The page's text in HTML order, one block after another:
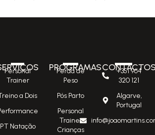
Personal
Trainer
a Dois
PT Natação
PROGRAMAS
Perda de
Peso
Pós Parto
Personal
Trainer
Crianças
+351 964
320 121
Algarve,
Portugal